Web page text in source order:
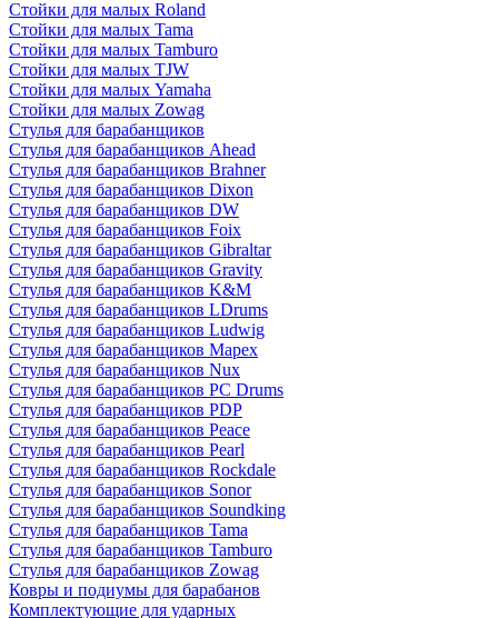
Стойки для малых Roland
Стойки для малых Tama
Стойки для малых Tamburo
Стойки для малых TJW
Стойки для малых Yamaha
Стойки для малых Zowag
Стулья для барабанщиков
Стулья для барабанщиков Ahead
Стулья для барабанщиков Brahner
Стулья для барабанщиков Dixon
Стулья для барабанщиков DW
Стулья для барабанщиков Foix
Стулья для барабанщиков Gibraltar
Стулья для барабанщиков Gravity
Стулья для барабанщиков K&M
Стулья для барабанщиков LDrums
Стулья для барабанщиков Ludwig
Стулья для барабанщиков Mapex
Стулья для барабанщиков Nux
Стулья для барабанщиков PC Drums
Стулья для барабанщиков PDP
Стулья для барабанщиков Peace
Стулья для барабанщиков Pearl
Стулья для барабанщиков Rockdale
Стулья для барабанщиков Sonor
Стулья для барабанщиков Soundking
Стулья для барабанщиков Tama
Стулья для барабанщиков Tamburo
Стулья для барабанщиков Zowag
Ковры и подиумы для барабанов
Комплектующие для ударных